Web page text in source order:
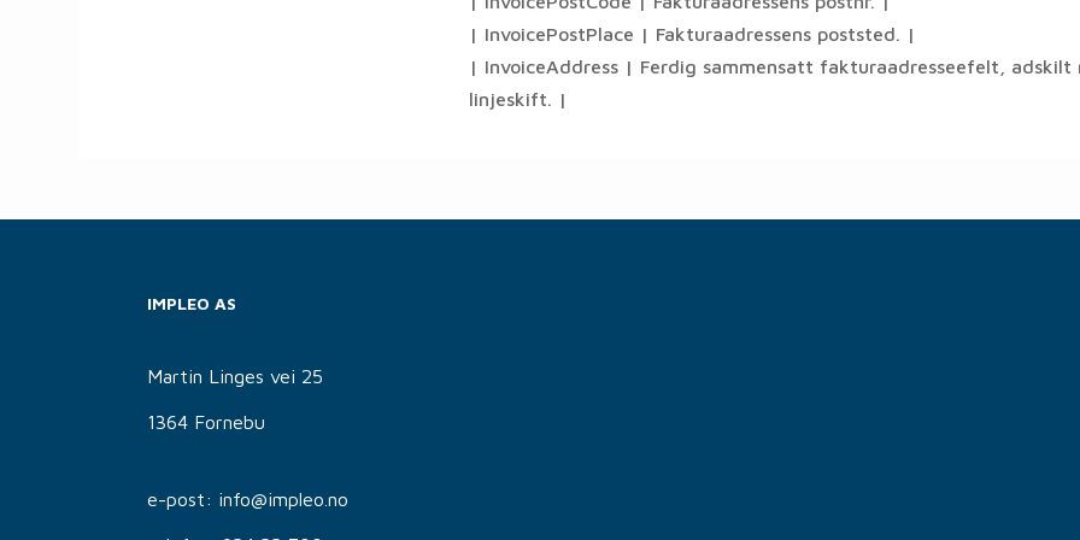
| InvoicePostPlace | Fakturaadressens poststed. |
| InvoiceAddress | Ferdig sammensatt fakturaadresseefelt, adskilt
linjeskift. |
IMPLEO AS
Martin Linges vei 25
1364 Fornebu
e-post: info@impleo.no